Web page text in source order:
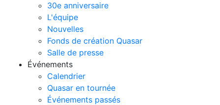
30e anniversaire
L'équipe
Nouvelles
Fonds de création Quasar
Salle de presse
Événements
Calendrier
Quasar en tournée
Événements passés